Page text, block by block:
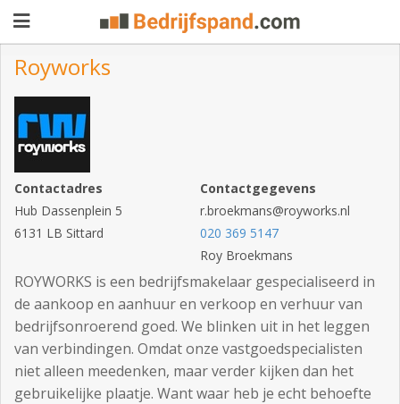
aanbieden
Pand
zoeken
Waarom
adverteren
adverteren
Blog
Registreren
Login
Royworks
Contactadres
Hub Dassenplein 5
6131 LB Sittard
Contactgegevens
r.broekmans@royworks.nl
020 369 5147
Roy Broekmans
ROYWORKS is een bedrijfsmakelaar gespecialiseerd in
de aankoop en aanhuur en verkoop en verhuur van
bedrijfsonroerend goed. We blinken uit in het leggen
van verbindingen. Omdat onze vastgoedspecialisten
niet alleen meedenken, maar verder kijken dan het
gebruikelijke plaatje. Want waar heb je echt behoefte